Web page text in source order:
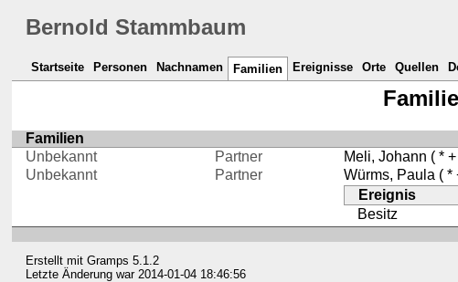
Bernold Stammbaum
Startseite Personen Nachnamen Familien Ereignisse Orte Quellen
Familien
Unbekannt
Partner Meli, Johann ( *
Unbekannt
Partner Würms, Paula( *
Ereignis
Besitz
Erstellt mitGramps 5.1.2
Letzte Änderung war 2014-01-04 18:46:56